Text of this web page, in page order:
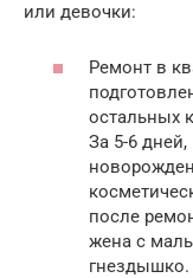
или девочки:
Ремонт в
остальных
За 5-6 дней,
после
жена с
гнездышко.